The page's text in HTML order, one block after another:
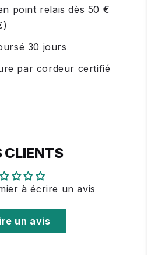
point relais dès 50 €
30 jours
par cordeur certifié
CLIENTS
à écrire un avis
un avis